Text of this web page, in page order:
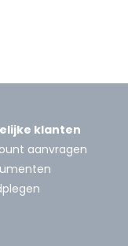
klanten
aanvragen